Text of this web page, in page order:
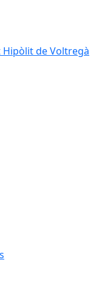
de Voltregà